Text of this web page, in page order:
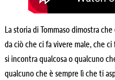
La storia di Tommaso dimostra
da ciò che ci fa vivere male, che
si incontra qualcosa o qualcuno
qualcuno che è sempre lì che ti